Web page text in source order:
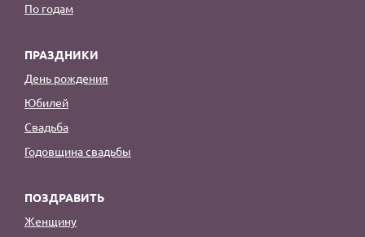
По годам
ПРАЗДНИКИ
День рождения
Юбилей
Свадьба
Годовщина свадьбы
ПОЗДРАВИТЬ
Женщину